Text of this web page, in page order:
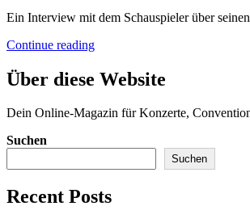
Ein Interview mit dem Schauspieler über
Continue readingRalf
Inhaber
des
Innovator
Jahres
Über diese Website
Dein Online-Magazin für Konzerte,
Suchen
Suchen
Recent Posts